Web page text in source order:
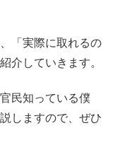
「実際に取れるの
介していきます。
民知っている僕
しますので、ぜひ